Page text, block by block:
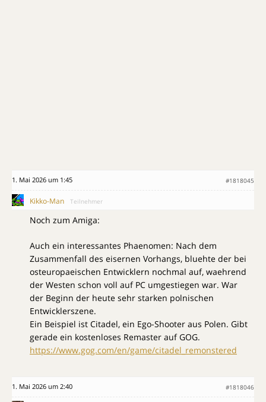
1. Mai 2026 um 1:45 #1818045
Kikko-Man Teilnehmer
Noch zum Amiga:
Auch ein interessantes Phaenomen: Nach dem
Zusammenfall des eisernen Vorhangs, bluehte der bei
osteuropaeischen Entwicklern nochmal auf, waehrend
der Westen schon voll auf PC umgestiegen war. War
der Beginn der heute sehr starken polnischen
Entwicklerszene.
Ein Beispiel ist Citadel, ein Ego-Shooter aus Polen. Gibt
gerade ein kostenloses Remaster auf GOG.
https://www.gog.com/en/game/citadel_remonstered
1. Mai 2026 um 2:40 #1818046